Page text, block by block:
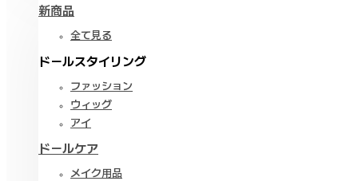
新商品
全て見る
ドールスタイリング
ファッション
ウィッグ
アイ
ドールケア
メイク用品